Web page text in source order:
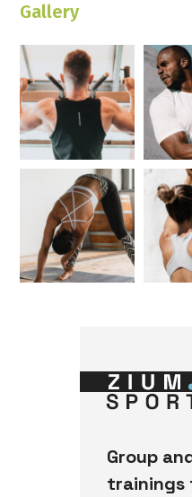
Gallery
Group
trainings